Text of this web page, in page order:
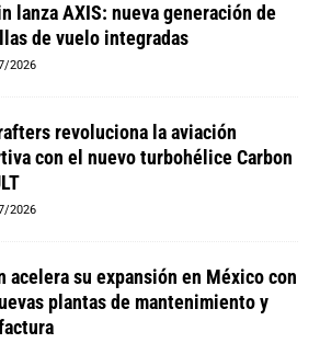
lanza AXIS: nueva generación de
de vuelo integradas
2026
revoluciona la aviación
con el nuevo turbohélice Carbon
2026
acelera su expansión en México con
plantas de mantenimiento y